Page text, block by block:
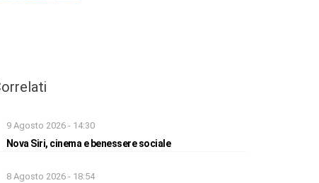
9 Agosto 2026 - 14:30
Nova Siri, cinema e benessere sociale
8 Agosto 2026 - 18:54